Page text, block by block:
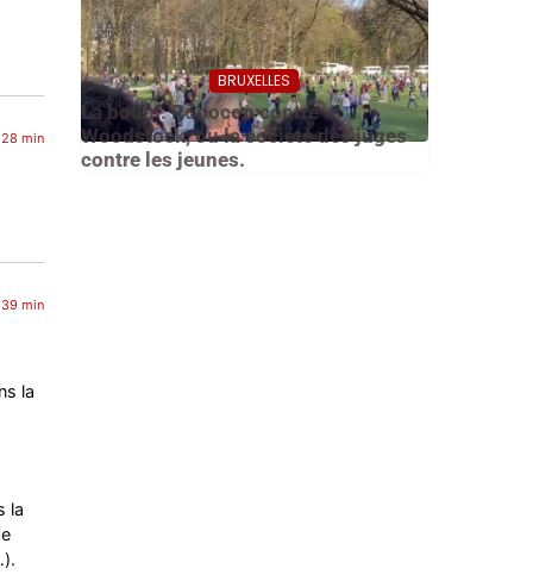
min
min
la
la
BRUXELLES
7 avril 2021
La boum. Robocop contre
Woodstock, ou la société des juges
contre les jeunes.